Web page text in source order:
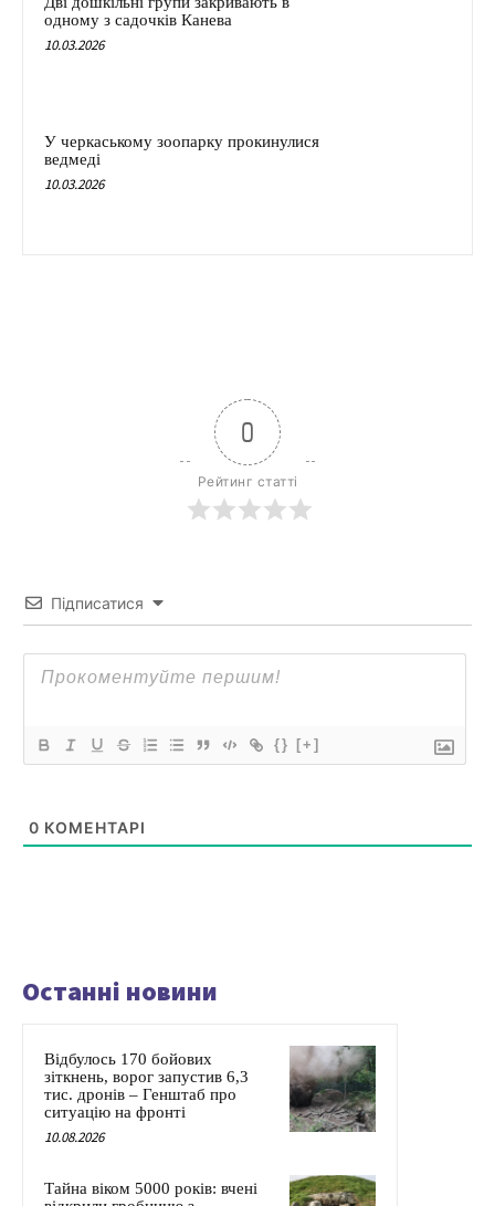
одному з садочків Канева
10.03.2026
У черкаському зоопарку прокинулися
ведмеді
10.03.2026
0
Рейтинг статті
Підписатися
{} [+]
0 КОМЕНТАРІ
Останні новини
Відбулось 170 бойових
зіткнень, ворог запустив 6,3
тис. дронів – Генштаб про
ситуацію на фронті
10.08.2026
Тайна віком 5000 років: вчені